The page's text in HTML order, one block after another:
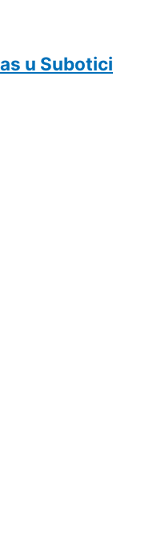
u Subotici